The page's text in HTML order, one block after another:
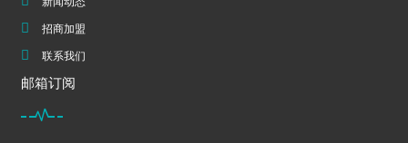
招商加盟
联系我们
邮箱订阅